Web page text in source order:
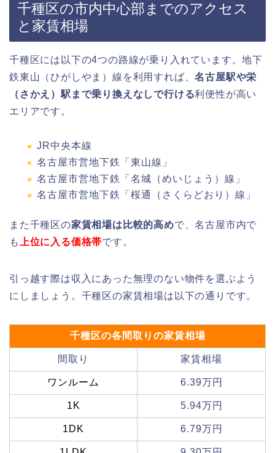
千種区の市内中心部までのアクセス
と家賃相場
千種区には以下の4つの路線が乗り入れています。地下
鉄東山（ひがしやま）線を利用すれば、名古屋駅や栄
（さかえ）駅まで乗り換えなしで行ける利便性が高い
エリアです。
JR中央本線
名古屋市営地下鉄「東山線」
名古屋市営地下鉄「名城（めいじょう）線」
名古屋市営地下鉄「桜通（さくらどおり）線」
また千種区の家賃相場は比較的高めで、名古屋市内で
も
上位に入る価格帯です。
引っ越す際は収入にあった無理のない物件を選ぶよう
にしましょう。千種区の家賃相場は以下の通りです。
千種区の各間取りの家賃相場
間取り 家賃相場
ワンルーム 6.39万円
1K 5.94万円
1DK 6.79万円